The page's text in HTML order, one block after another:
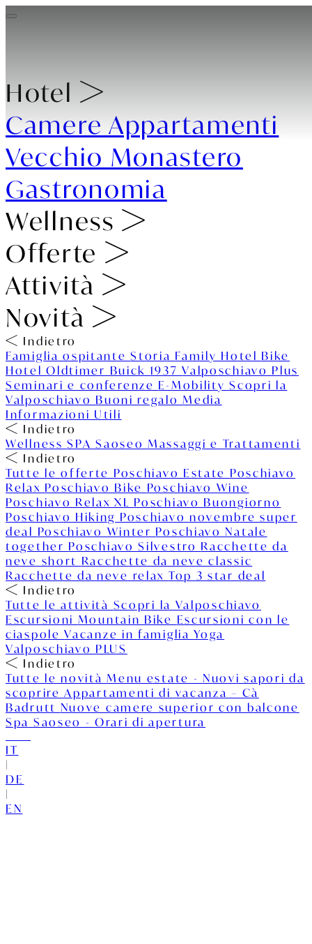
Hotel
Camere Appartamenti
Vecchio Monastero
Gastronomia
Wellness
Offerte
Attività
Novità
Indietro
Famiglia ospitanteStoria Family Hotel Bike
HotelOldtimer Buick 1937Valposchiavo Plus
Seminari e conferenze E-MobilityScopri la
Valposchiavo Buoni regaloMedia
Informazioni Utili
Indietro
WellnessSPA SaoseoMassaggi e Trattamenti
Indietro
Tutte le offerte Poschiavo Estate Poschiavo
Relax Poschiavo Bike Poschiavo Wine
Poschiavo Relax XL Poschiavo Buongiorno
Poschiavo Hiking Poschiavo novembre super
deal Poschiavo Winter Poschiavo Natale
together Poschiavo Silvestro Racchette da
neve short Racchette da neve classic
Racchette da neve relax Top 3 star deal
Indietro
Tutte le attività Scopri la Valposchiavo
Escursioni Mountain Bike Escursioni con le
ciaspoleVacanze in famigliaYoga
Valposchiavo PLUS
Indietro
Tutte le novitàMenu estate - Nuovi sapori da
scoprireAppartamenti di vacanza – Cà
Badrutt Nuove camere superior con balcone
Spa Saoseo - Orari di apertura
IT
|
DE
|
EN